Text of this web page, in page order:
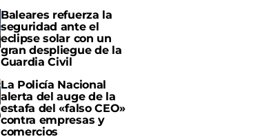
Baleares refuerza la
seguridad ante el
eclipse solar con un
gran despliegue de la
Guardia Civil
La Policía Nacional
alerta del auge de la
estafa del «falso CEO»
contra empresas y
comercios